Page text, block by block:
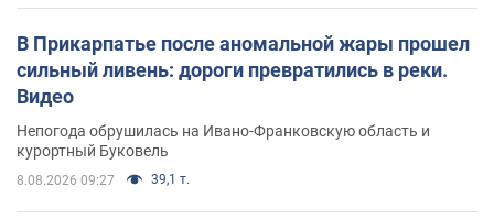
В Прикарпатье после аномальной жары прошел
сильный ливень: дороги превратились в реки.
Видео
Непогода обрушилась на Ивано-Франковскую область и
курортный Буковель
8.08.2026 09:27 39,1 т.